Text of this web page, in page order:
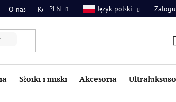
O nas Kontakt
PLN Język polski
Słoiki i miski Akcesoria